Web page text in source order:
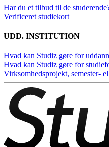
Har du et tilbud til de
Verificeret studiekort
UDD. INSTITUTION
Hvad kan Studiz gøre for
Hvad kan Studiz gøre for
Virksomhedsprojekt, semester-